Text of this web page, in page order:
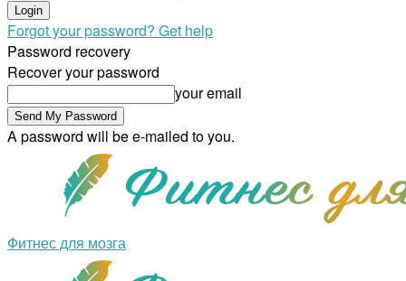
Forgot your password? Get help
Password recovery
Recover your password
your email
A password will be e-mailed to you.
Фитнес для мозга